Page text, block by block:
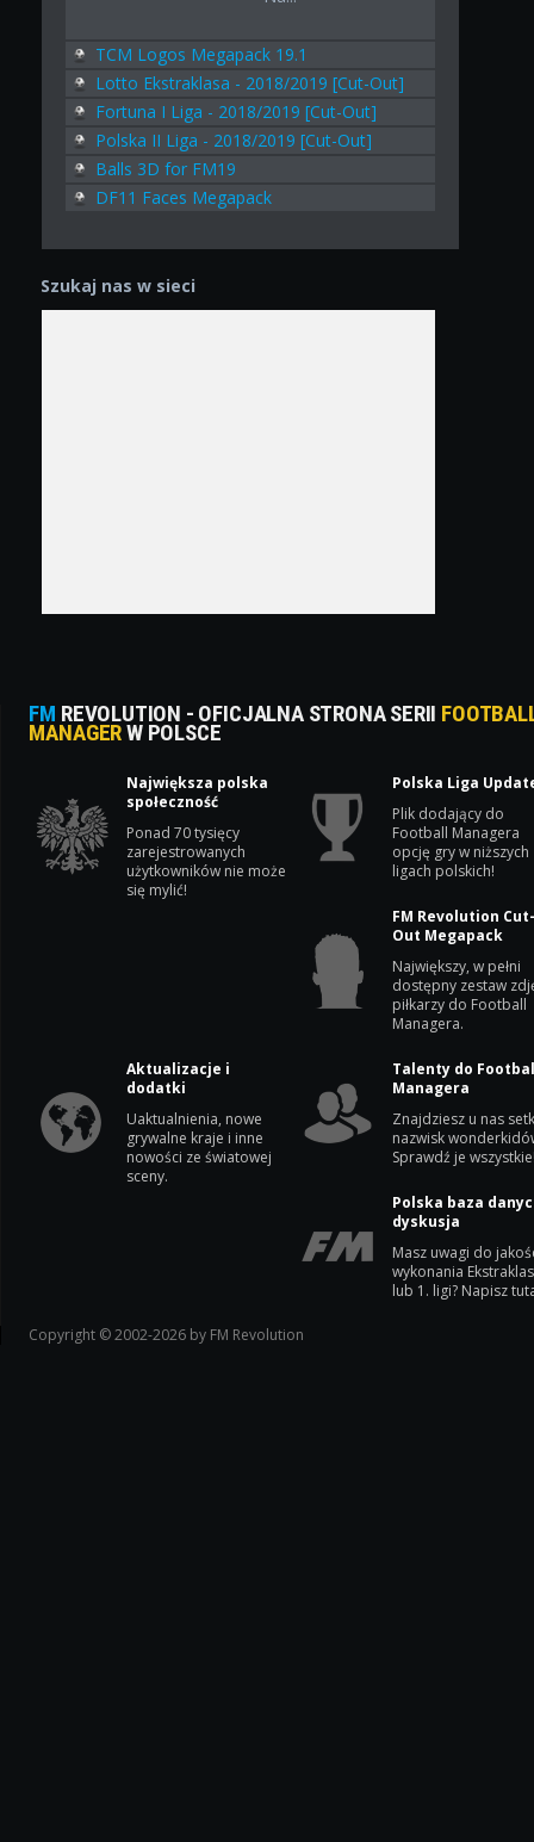
TCM Logos Megapack 19.1
Lotto Ekstraklasa - 2018/2019 [Cut-Out]
Fortuna I Liga - 2018/2019 [Cut-Out]
Polska II Liga - 2018/2019 [Cut-Out]
Balls 3D for FM19
DF11 Faces Megapack
Szukaj nas w sieci
FM REVOLUTION - OFICJALNA STRONA SERII
MANAGERW POLSCE
Największa polska
społeczność
Ponad 70 tysięcy
zarejestrowanych
użytkowników nie może
się mylić!
Polska Liga
Plik dodający do
Football Managera
opcję gry w niższych
ligach polskich!
FM Revolution
Out Megapack
Największy, w pełni
dostępny zestaw
piłkarzy do Football
Managera.
Aktualizacje i
dodatki
Uaktualnienia, nowe
grywalne kraje i inne
nowości ze światowej
sceny.
Talenty do
Managera
Znajdziesz u nas
nazwisk
Sprawdź je
Polska baza
dyskusja
Masz uwagi do
wykonania
lub 1. ligi? Napisz
Copyright © 2002-2026 by FM Revolution